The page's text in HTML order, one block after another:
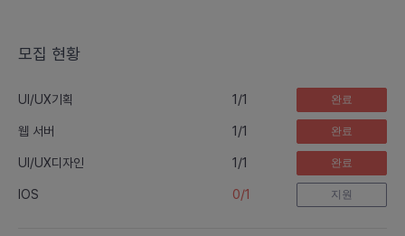
모집 현황
UI/UX기획 1/1 완료
웹 서버 1/1 완료
UI/UX디자인 1/1 완료
IOS 0/1 지원